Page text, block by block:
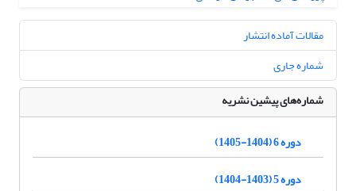
مقالات آماده انتشار
شماره جاری
شماره‌های پیشین نشریه
دوره 6 (1404-1405)
دوره 5 (1403-1404)